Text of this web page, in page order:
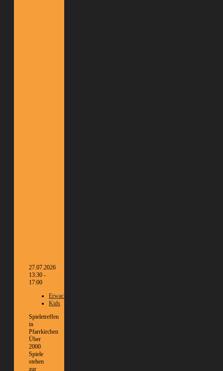
27.07.2026
13:30 -
17:00
Erwachsene
Kids
Spieletreffen
in
Pfarrkirchen
Über
2000
Spiele
stehen
zur